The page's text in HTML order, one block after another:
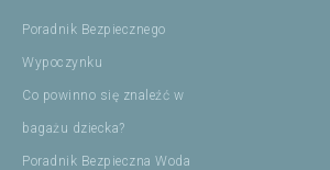
Poradnik Bezpiecznego
Wypoczynku
Co powinno się znaleźć w
bagażu dziecka?
Poradnik Bezpieczna Woda